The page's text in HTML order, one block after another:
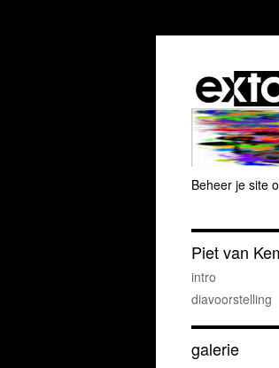
Beheer je site
Piet van
intro
diavoorstelling
galerie